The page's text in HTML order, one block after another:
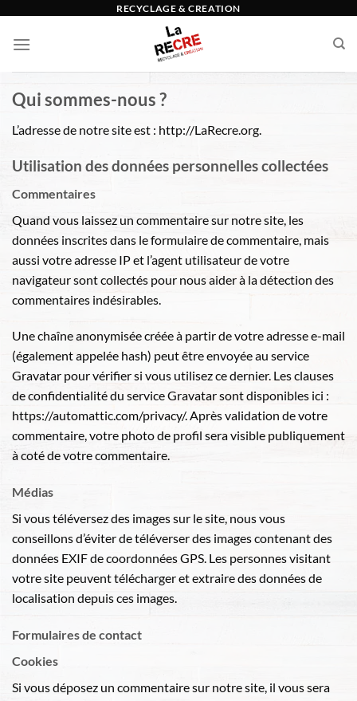
contenu
RECYCLAGE & CREATION
Qui sommes-nous ?
L’adresse de notre site est : http://LaRecre.org.
Utilisation des données personnelles collectées
Commentaires
Quand vous laissez un commentaire sur notre site, les
données inscrites dans le formulaire de commentaire, mais
aussi votre adresse IP et l’agent utilisateur de votre
navigateur sont collectés pour nous aider à la détection des
commentaires indésirables.
Une chaîne anonymisée créée à partir de votre adresse e-mail
(également appelée hash) peut être envoyée au service
Gravatar pour vérifier si vous utilisez ce dernier. Les clauses
de confidentialité du service Gravatar sont disponibles ici :
https://automattic.com/privacy/. Après validation de votre
commentaire, votre photo de profil sera visible publiquement
à coté de votre commentaire.
Médias
Si vous téléversez des images sur le site, nous vous
conseillons d’éviter de téléverser des images contenant des
données EXIF de coordonnées GPS. Les personnes visitant
votre site peuvent télécharger et extraire des données de
localisation depuis ces images.
Formulaires de contact
Cookies
Si vous déposez un commentaire sur notre site, il vous sera